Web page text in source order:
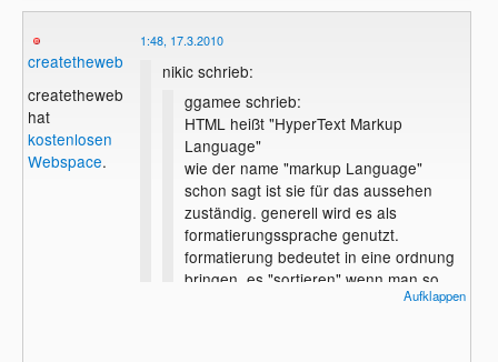
createtheweb
createtheweb
hat
kostenlosen
Webspace.
1:48, 17.3.2010
nikic schrieb:
ggamee schrieb:
HTML heißt "HyperText Markup
Language"
wie der name "markup Language"
schon sagt ist sie für das aussehen
zuständig. generell wird es als
formatierungssprache genutzt.
formatierung bedeutet in eine ordnung
bringen, es "sortieren" wenn man so
Aufklappen